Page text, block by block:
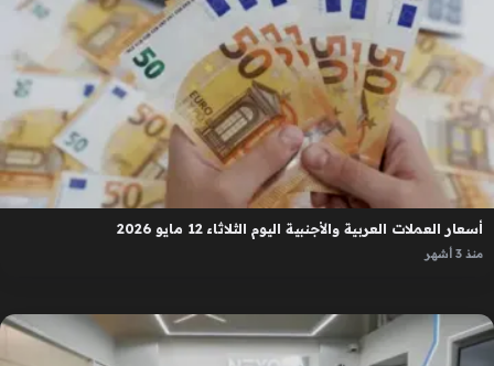
أسعار العملات العربية والأجنبية اليوم الثلاثاء 12 مايو 2026
منذ 3 أشهر